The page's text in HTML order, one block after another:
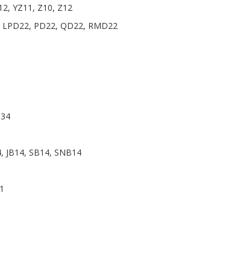
YZ11, Z10, Z12
PD22, QD22, RMD22
JB14, SB14, SNB14